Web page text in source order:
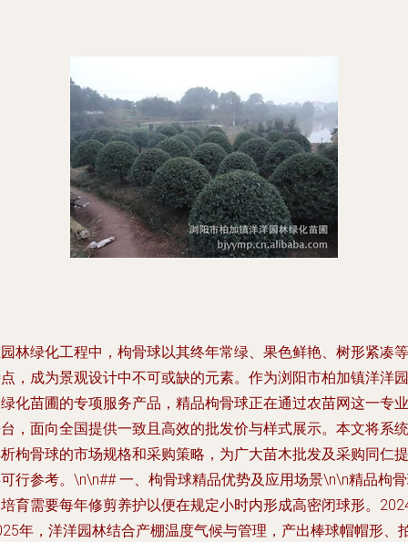
林绿化工程中，枸骨球以其终年常绿、果色鲜艳、树形紧凑等
，成为景观设计中不可或缺的元素。作为浏阳市柏加镇洋洋园
化苗圃的专项服务产品，精品枸骨球正在通过农苗网这一专业
，面向全国提供一致且高效的批发价与样式展示。本文将系统
枸骨球的市场规格和采购策略，为广大苗木批发及采购同仁提
行参考。\n\n## 一、枸骨球精品优势及应用场景\n\n精品枸
育需要每年修剪养护以便在规定小时内形成高密闭球形。
年，洋洋园林结合产棚温度气候与管理，产出棒球帽帽形、